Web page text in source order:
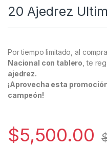
20 Ajedrez
Por tiempo limitado, al
Nacional con tablero , te
ajedrez.
¡Aprovecha esta
campeón!
$5,500.00